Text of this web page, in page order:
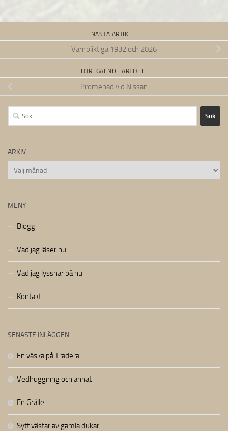
NÄSTA ARTIKEL
Värnpliktiga 1932 och 2026
FÖREGÅENDE ARTIKEL
Promenad vid Nissan
Sök
efter:
ARKIV
Arkiv
MENY
Blogg
Vad jag läser nu
Vad jag lyssnar på nu
Kontakt
SENASTE INLÄGGEN
En väska på Tradera
Vedhuggning och annat
En Grålle
Sytt västar av gamla dukar